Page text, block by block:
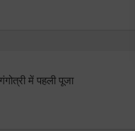
में पहली पूजा